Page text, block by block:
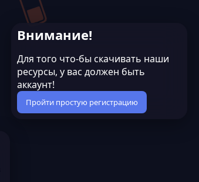
Внимание!
Для того что-бы скачивать наши
ресурсы, у вас должен быть
аккаунт!
Пройти простую регистрацию